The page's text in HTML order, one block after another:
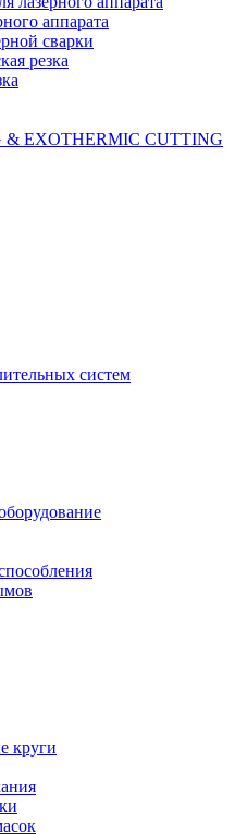
аппарата
сварки
резка
& EXOTHERMIC CUTTING
систем
круги